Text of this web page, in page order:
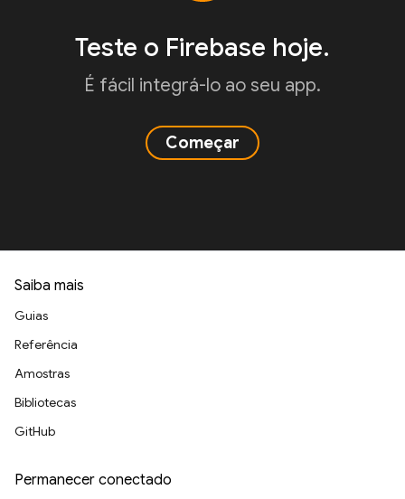
Teste o Firebase hoje.
É fácil integrá-lo ao seu app.
Começar
Saiba mais
Guias
Referência
Amostras
Bibliotecas
GitHub
Permanecer conectado